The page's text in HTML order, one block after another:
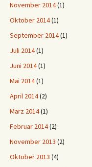
November 2014(1)
Oktober 2014(1)
September 2014(1)
Juli 2014(1)
Juni 2014(1)
Mai 2014(1)
April 2014(2)
März 2014(1)
Februar 2014(2)
November 2013 (2)
Oktober 2013 (4)